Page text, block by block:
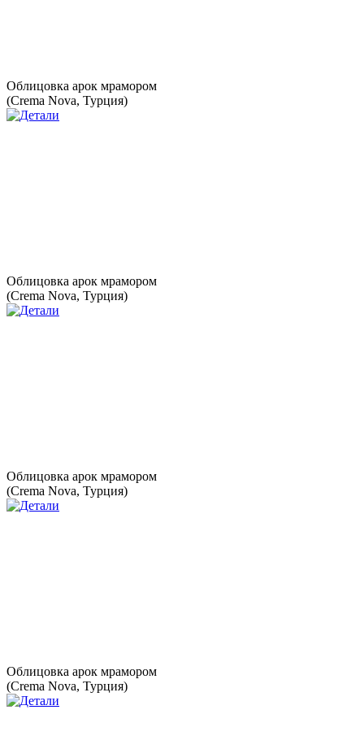
Облицовка арок мрамором
(Crema Nova, Турция)
Облицовка арок мрамором
(Crema Nova, Турция)
Облицовка арок мрамором
(Crema Nova, Турция)
Облицовка арок мрамором
(Crema Nova, Турция)